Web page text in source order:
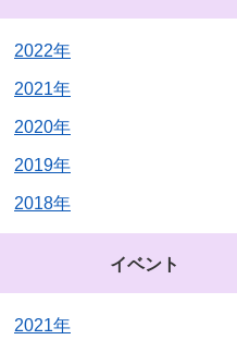
2022年
2021年
2020年
2019年
2018年
イベント
2021年